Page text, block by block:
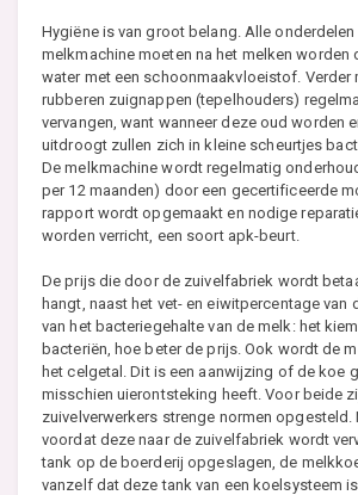
Hygiëne is van groot belang. Alle onderdelen
melkmachine moeten na het melken
water met een schoonmaakvloeistof. Verder
rubberen zuignappen (tepelhouders)
vervangen, want wanneer deze oud worden
uitdroogt zullen zich in kleine scheurtjes
De melkmachine wordt regelmatig
per 12 maanden) door een gecertificeerde
rapport wordt opgemaakt en nodige
worden verricht, een soort apk-beurt.
De prijs die door de zuivelfabriek wordt
hangt, naast het vet- en eiwitpercentage van
van het bacteriegehalte van de melk: het
bacteriën, hoe beter de prijs. Ook wordt de
het celgetal. Dit is een aanwijzing of de koe
misschien uierontsteking heeft. Voor beide
zuivelverwerkers strenge normen opgesteld.
voordat deze naar de zuivelfabriek wordt
tank op de boerderij opgeslagen, de
vanzelf dat deze tank van een koelsysteem